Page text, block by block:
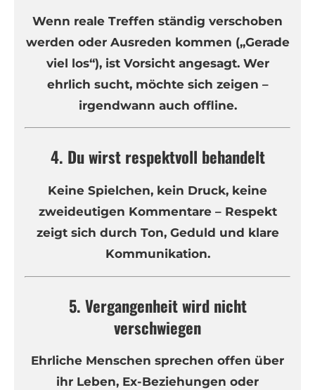
Wenn reale Treffen ständig verschoben
werden oder Ausreden kommen („Gerade
viel los“), ist Vorsicht angesagt. Wer
ehrlich sucht, möchte sich zeigen –
irgendwann auch offline.
4. Du wirst respektvoll behandelt
Keine Spielchen, kein Druck, keine
zweideutigen Kommentare – Respekt
zeigt sich durch Ton, Geduld und klare
Kommunikation.
5. Vergangenheit wird nicht
verschwiegen
Ehrliche Menschen sprechen offen über
ihr Leben, Ex-Beziehungen oder